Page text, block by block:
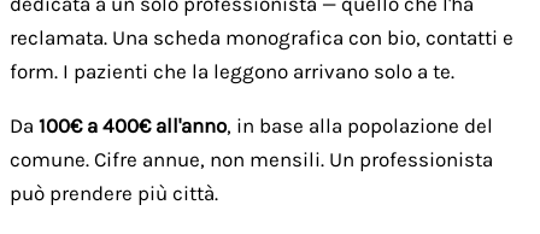
reclamata. Una scheda monografica con bio, contatti e
form. I pazienti che la leggono arrivano solo a te.
Da 100€ a 400€ all'anno, in base alla popolazione del
comune. Cifre annue, non mensili. Un professionista
può prendere più città.